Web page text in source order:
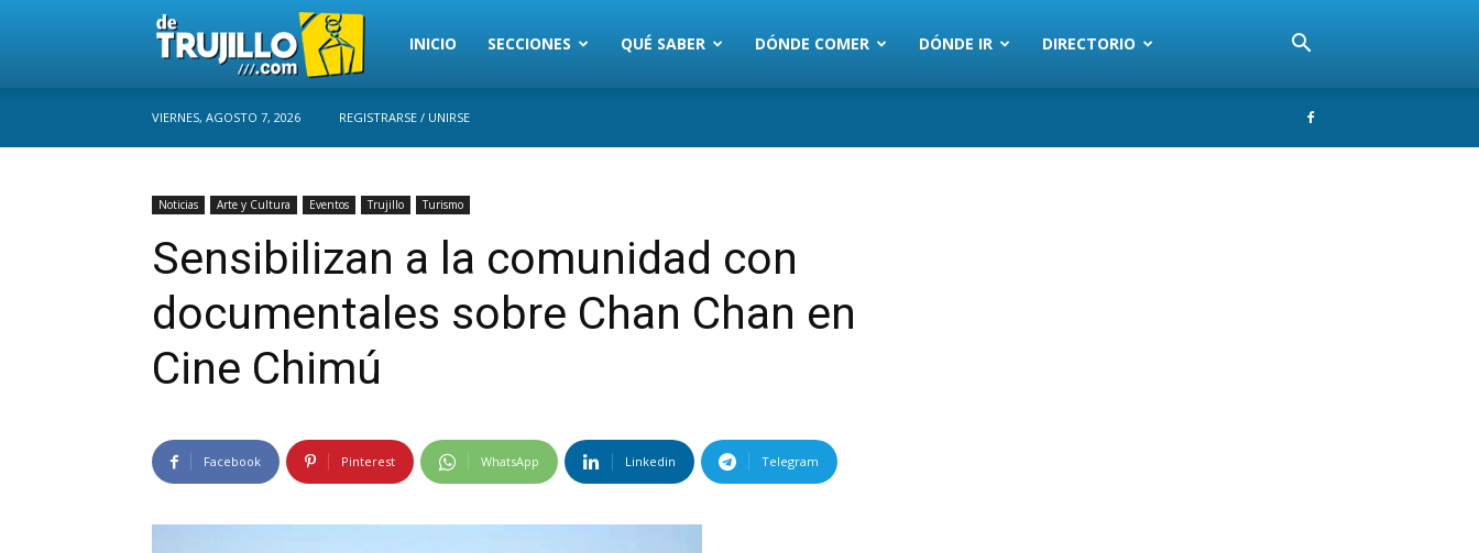
Trujillo
INICIO SECCIONES QUÉ SABER DÓNDE COMER DÓNDE IR DIRECTORIO
VIERNES, AGOSTO 7, 2026 REGISTRARSE / UNIRSE
Noticias Arte y Cultura Eventos Trujillo Turismo
Sensibilizan a la comunidad con
documentales sobre Chan Chan en
Cine Chimú
Facebook Pinterest WhatsApp Linkedin Telegram